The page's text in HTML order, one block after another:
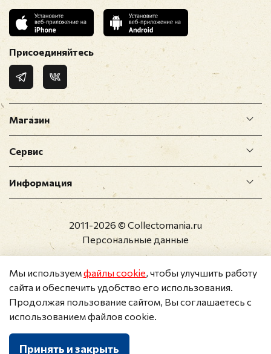
Магазин
Сервис
Информация
Присоединяйтесь
2011-2026 © Collectomania.ru
Персональные данные
Мы используемфайлы cookie, чтобы улучшить работу
сайта и обеспечить удобство его использования.
Продолжая пользование сайтом, Вы соглашаетесь с
использованием файлов cookie.
Принять и закрыть